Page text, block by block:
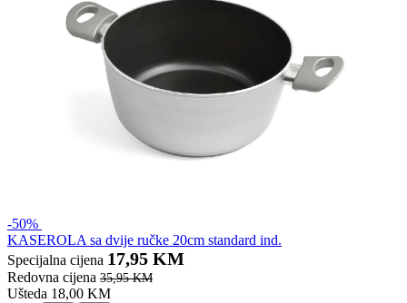
-50%
KASEROLA sa dvije ručke 20cm standard ind.
Specijalna cijena 17,95 KM
Redovna cijena 35,95 KM
Ušteda 18,00 KM